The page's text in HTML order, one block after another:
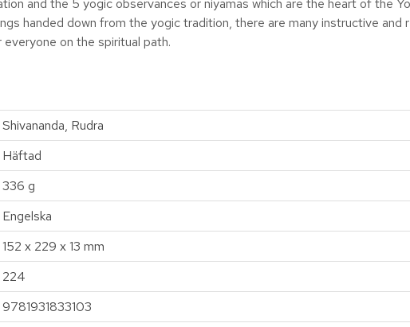
and the 5 yogic observances or niyamas which are the heart of the
handed down from the yogic tradition, there are many instructive and
on the spiritual path.
Shivananda, Rudra
Häftad
336 g
Engelska
152 x 229 x 13 mm
224
9781931833103